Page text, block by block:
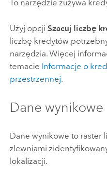
To narzędzie zużywa
Użyj opcji Szacuj liczbę
liczbę kredytów
narzędzia. Więcej
temacie Informacje o
przestrzennej.
Dane wynikowe
Dane wynikowe to raster
zlewniami
lokalizacji.